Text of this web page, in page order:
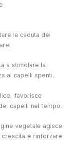
la caduta dei
a stimolare la
ai capelli spenti.
favorisce
capelli nel tempo.
vegetale agisce
crescita e rinforzare